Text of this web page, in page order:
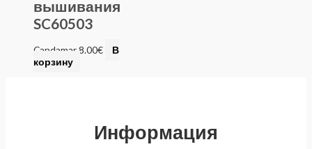
вышивания
SC60503
Candamar8.00€
В
корзину
Информация